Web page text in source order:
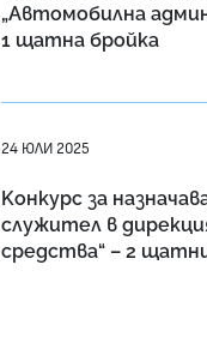
„Автомобилна
1 щатна бройка
24 ЮЛИ 2025
Kонкурс за
служител в
средства“ – 2